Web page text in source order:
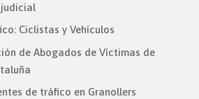
Ciclistas y Vehículos
de Abogados de Víctimas de
de tráfico en Granollers